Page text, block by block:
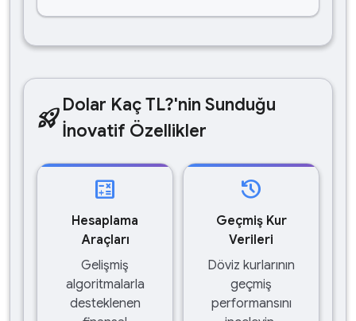
rocket_launchDolar Kaç TL?'nin Sunduğu
İnovatif Özellikler
calculate
Hesaplama
Araçları
Gelişmiş
algoritmalarla
desteklenen
history
Geçmiş Kur
Verileri
Döviz kurlarının
geçmiş
performansını